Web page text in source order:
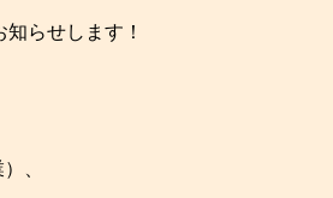
らせします！
、